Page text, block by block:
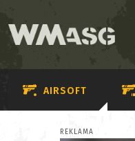
AIRSOFT
REKLAMA